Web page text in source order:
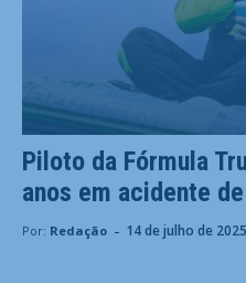
Piloto da Fórmula
anos em acidente
Por: Redação - 14 de julho de 2025